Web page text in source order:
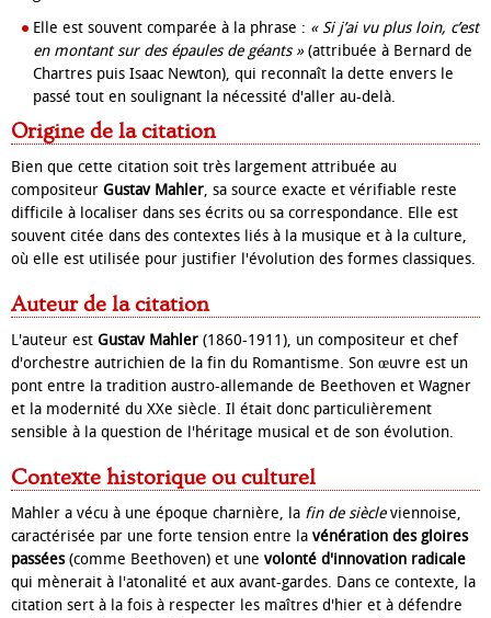
Elle est souvent comparée à la phrase : « Si j’ai vu plus loin, c’est
en montant sur des épaules de géants »(attribuée à Bernard de
Chartres puis Isaac Newton), qui reconnaît la dette envers le
passé tout en soulignant la nécessité d'aller au-delà.
Origine de la citation
Bien que cette citation soit très largement attribuée au
compositeur Gustav Mahler, sa source exacte et vérifiable reste
difficile à localiser dans ses écrits ou sa correspondance. Elle est
souvent citée dans des contextes liés à la musique et à la culture,
où elle est utilisée pour justifier l'évolution des formes classiques.
Auteur de la citation
L'auteur est Gustav Mahler (1860-1911), un compositeur et chef
d'orchestre autrichien de la fin du Romantisme. Son œuvre est un
pont entre la tradition austro-allemande de Beethoven et Wagner
et la modernité du XXe siècle. Il était donc particulièrement
sensible à la question de l'héritage musical et de son évolution.
Contexte historique ou culturel
Mahler a vécu à une époque charnière, la fin de siècleviennoise,
caractérisée par une forte tension entre la vénération des gloires
passées(comme Beethoven) et une volonté d'innovation radicale
qui mènerait à l'atonalité et aux avant-gardes. Dans ce contexte, la
citation sert à la fois à respecter les maîtres d'hier et à défendre